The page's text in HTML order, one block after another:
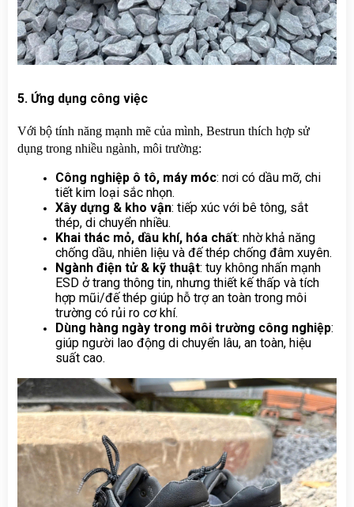
5. Ứng dụng công việc
Với bộ tính năng mạnh mẽ của mình, Bestrun thích hợp sử
dụng trong nhiều ngành, môi trường:
Công nghiệp ô tô, máy móc: nơi có dầu mỡ, chi
tiết kim loại sắc nhọn.
Xây dựng & kho vận: tiếp xúc với bê tông, sắt
thép, di chuyển nhiều.
Khai thác mỏ, dầu khí, hóa chất: nhờ khả năng
chống dầu, nhiên liệu và đế thép chống đâm xuyên.
Ngành điện tử & kỹ thuật: tuy không nhấn mạnh
ESD ở trang thông tin, nhưng thiết kế thấp và tích
hợp mũi/đế thép giúp hỗ trợ an toàn trong môi
trường có rủi ro cơ khí.
Dùng hàng ngày trong môi trường công nghiệp:
giúp người lao động di chuyển lâu, an toàn, hiệu
suất cao.